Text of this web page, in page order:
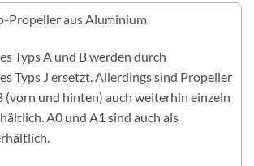
Propeller aus Aluminium
Typs A und B werden durch
Typs J ersetzt. Allerdings sind Propeller
(vorn und hinten) auch weiterhin einzeln
A0 und A1 sind auch als